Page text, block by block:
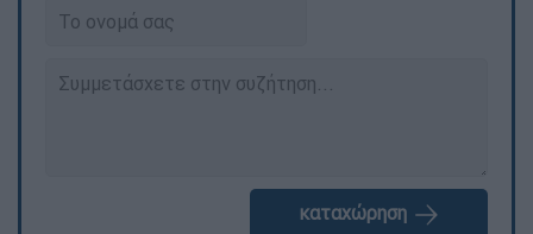
καταχώρηση